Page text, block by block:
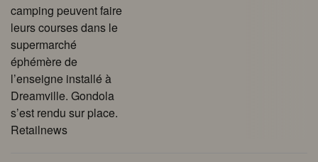
camping peuvent faire
leurs courses dans le
supermarché
éphémère de
l’enseigne installé à
Dreamville. Gondola
s’est rendu sur place.
Retailnews